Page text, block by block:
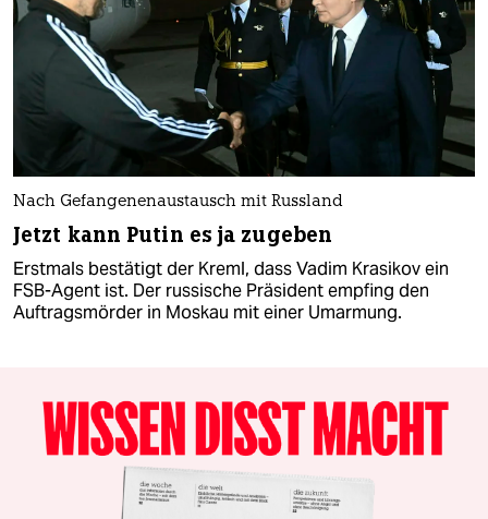
Nach Gefangenenaustausch mit Russland
Jetzt kann Putin es ja zugeben
Erstmals bestätigt der Kreml, dass Vadim Krasikov ein
FSB-Agent ist. Der russische Präsident empfing den
Auftragsmörder in Moskau mit einer Umarmung.